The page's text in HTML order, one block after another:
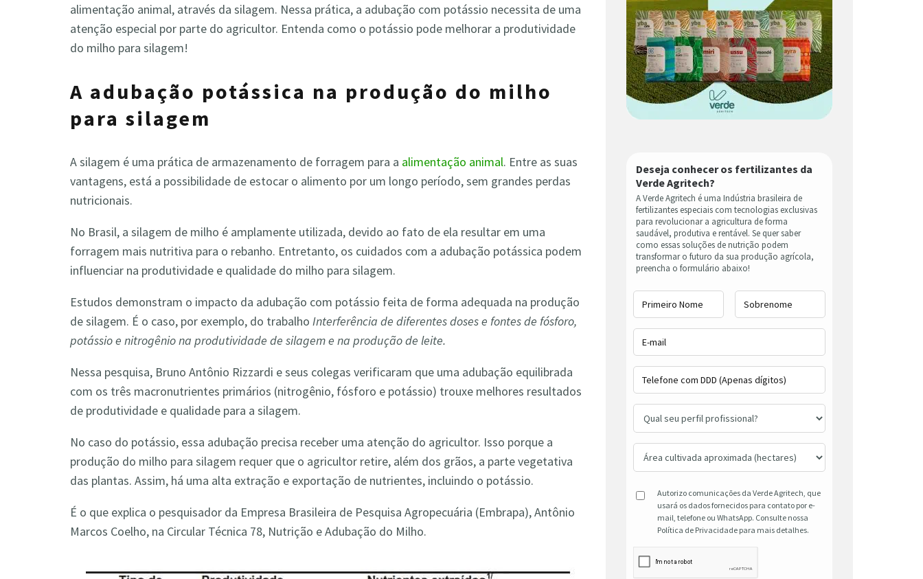
alimentação animal, através da silagem. Nessa prática, a adubação com potássio necessita de uma
atenção especial por parte do agricultor. Entenda como o potássio pode melhorar a produtividade
do milho para silagem!
A adubação potássica na produção do milho
para silagem
A silagem é uma prática de armazenamento de forragem para a alimentação animal. Entre as suas
vantagens, está a possibilidade de estocar o alimento por um longo período, sem grandes perdas
nutricionais.
No Brasil, a silagem de milho é amplamente utilizada, devido ao fato de ela resultar em uma
forragem mais nutritiva para o rebanho. Entretanto, os cuidados com a adubação potássica podem
influenciar na produtividade e qualidade do milho para silagem.
Estudos demonstram o impacto da adubação com potássio feita de forma adequada na produção
de silagem. É o caso, por exemplo, do trabalho Interferência de diferentes doses e fontes de fósforo,
potássio e nitrogênio na produtividade de silagem e na produção de leite.
Nessa pesquisa, Bruno Antônio Rizzardi e seus colegas verificaram que uma adubação equilibrada
com os três macronutrientes primários (nitrogênio, fósforo e potássio) trouxe melhores resultados
de produtividade e qualidade para a silagem.
No caso do potássio, essa adubação precisa receber uma atenção do agricultor. Isso porque a
produção do milho para silagem requer que o agricultor retire, além dos grãos, a parte vegetativa
das plantas. Assim, há uma alta extração e exportação de nutrientes, incluindo o potássio.
É o que explica o pesquisador da Empresa Brasileira de Pesquisa Agropecuária (Embrapa), Antônio
Marcos Coelho, na Circular Técnica 78, Nutrição e Adubação do Milho.
Deseja conhecer os fertilizantes da
Verde Agritech?
A Verde Agritech é uma Indústria brasileira de
fertilizantes especiais com tecnologias exclusivas
para revolucionar a agricultura de forma
saudável, produtiva e rentável. Se quer saber
como essas soluções de nutrição podem
transformar o futuro da sua produção agrícola,
preencha o formulário abaixo!
Autorizo comunicações da Verde Agritech, que
usará os dados fornecidos para contato por e-
mail, telefone ou WhatsApp. Consulte nossa
Política de Privacidade para mais detalhes.